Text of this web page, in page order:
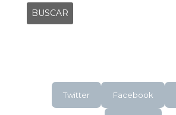
Twitter Facebook